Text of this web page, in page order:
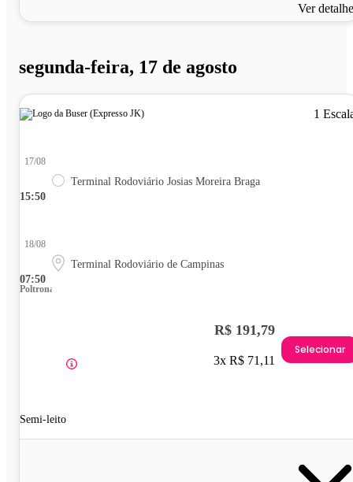
Ver
segunda-feira, 17 de agosto
1
15:50
17/08
Terminal Rodoviário Josias Moreira Braga
07:50
18/08
Terminal Rodoviário de Campinas
Poltrona
Semi-leito
R$ 191,79
3x R$ 71,11
Selecionar